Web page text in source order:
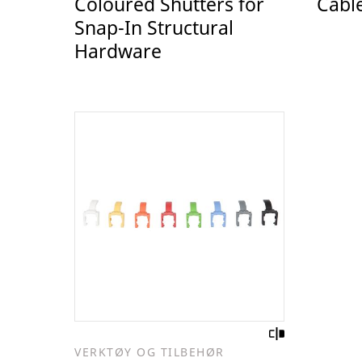
Snap-In Structural
Hardware
VERKTØY OG TILBEHØR